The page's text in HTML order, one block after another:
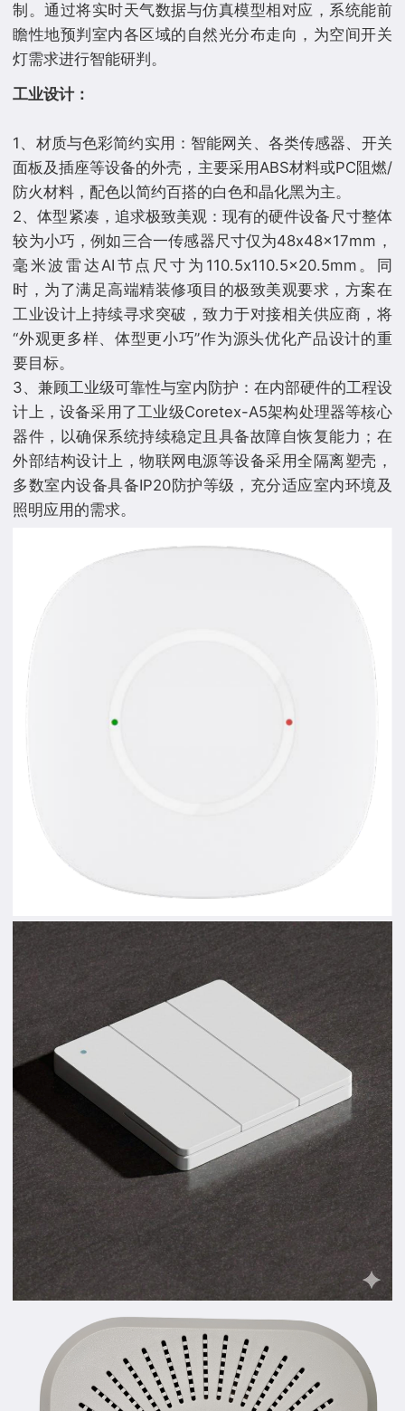
制。通过将实时天气数据与仿真模型相对应，系统能前
瞻性地预判室内各区域的自然光分布走向，为空间开关
⼯业设计：
1、材质与色彩简约实用：智能网关、各类传感器、开关
面板及插座等设备的外壳，主要采用ABS材料或PC阻燃/
防火材料，配色以简约百搭的白色和晶化黑为主。
2、体型紧凑，追求极致美观：现有的硬件设备尺寸整体
较为小巧，例如三合一传感器尺寸仅为48x48x17mm，
毫米波雷达AI节点尺寸为110.5x110.5x20.5mm。同
时，为了满足高端精装修项目的极致美观要求，方案在
工业设计上持续寻求突破，致力于对接相关供应商，将
“外观更多样、体型更小巧”作为源头优化产品设计的重
要目标。
3、兼顾工业级可靠性与室内防护：在内部硬件的工程设
计上，设备采用了工业级Coretex-A5架构处理器等核心
器件，以确保系统持续稳定且具备故障自恢复能力；在
外部结构设计上，物联网电源等设备采用全隔离塑壳，
多数室内设备具备IP20防护等级，充分适应室内环境及